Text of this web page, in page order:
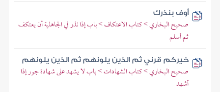
أوف بنذرك
صحيح البخاري > كتاب الاعتكاف > باب إذا نذر في الجاهلية أن يعتكف
ثم أسلم
خيركم قرني ثم الذين يلونهم ثم الذين يلونهم
صحيح البخاري > كتاب الشهادات > باب لا يشهد على شهادة جور إذا
أشهد